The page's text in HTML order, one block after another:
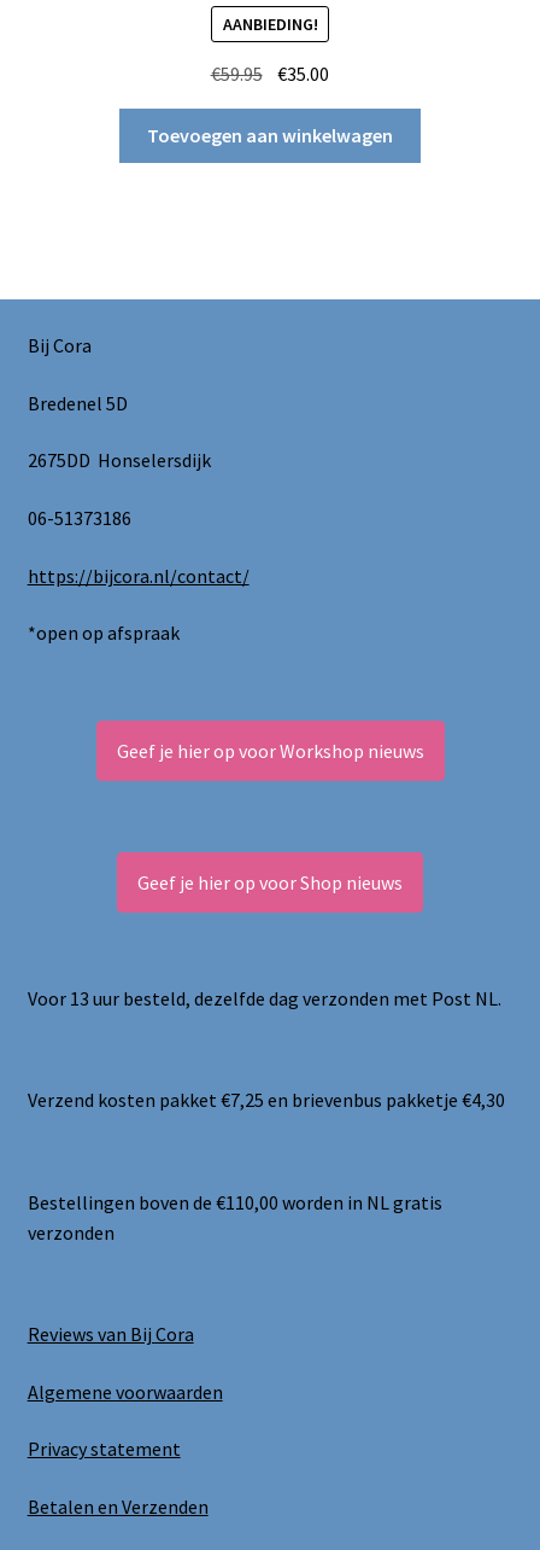
AANBIEDING!
€59.95 Oorspronkelijke
prijs
was:
€59.95.
€35.00
prijs
is:
€35.00.
Toevoegen aan winkelwagen
Bij Cora
Bredenel 5D
2675DD Honselersdijk
06-51373186
https://bijcora.nl/contact/
*open op afspraak
Geef je hier op voor Workshop nieuws
Geef je hier op voor Shop nieuws
Voor 13 uur besteld, dezelfde dag verzonden met Post NL.
Verzend kosten pakket €7,25 en brievenbus pakketje €4,30
Bestellingen boven de €110,00 worden in NL gratis
verzonden
Reviews van Bij Cora
Algemene voorwaarden
Privacy statement
Betalen en Verzenden